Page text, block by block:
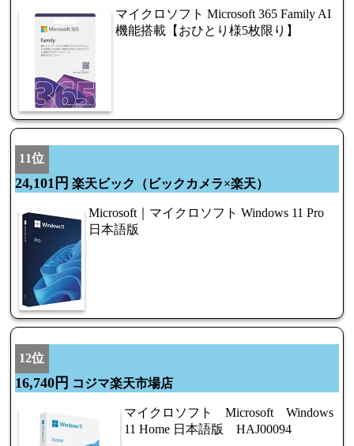
マイクロソフト Microsoft 365 Family AI
機能搭載【おひとり様5枚限り】
11位
24,101円 楽天ビック（ビックカメラ×楽天）
Microsoft｜マイクロソフト Windows 11 Pro
日本語版
12位
16,740円 コジマ楽天市場店
マイクロソフト Microsoft Windows
11 Home 日本語版 HAJ00094